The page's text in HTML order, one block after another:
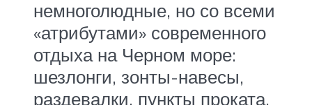
немноголюдные, но со всеми
«атрибутами» современного
отдыха на Черном море:
шезлонги, зонты-навесы,
раздевалки, пункты проката,